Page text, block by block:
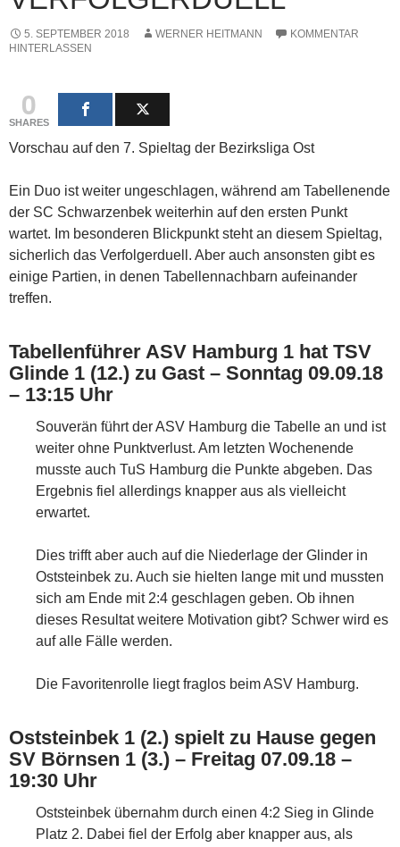
5. SEPTEMBER 2018 WERNER HEITMANN
KOMMENTAR
HINTERLASSEN
0
SHARES
Vorschau auf den 7. Spieltag der Bezirksliga Ost
Ein Duo ist weiter ungeschlagen, während am Tabellenende
der SC Schwarzenbek weiterhin auf den ersten Punkt
wartet. Im besonderen Blickpunkt steht an diesem Spieltag,
sicherlich das Verfolgerduell. Aber auch ansonsten gibt es
einige Partien, in denen Tabellennachbarn aufeinander
treffen.
Tabellenführer ASV Hamburg 1 hat TSV
Glinde 1 (12.) zu Gast – Sonntag 09.09.18
– 13:15 Uhr
Souverän führt der ASV Hamburg die Tabelle an und ist
weiter ohne Punktverlust. Am letzten Wochenende
musste auch TuS Hamburg die Punkte abgeben. Das
Ergebnis fiel allerdings knapper aus als vielleicht
erwartet.
Dies trifft aber auch auf die Niederlage der Glinder in
Oststeinbek zu. Auch sie hielten lange mit und mussten
sich am Ende mit 2:4 geschlagen geben. Ob ihnen
dieses Resultat weitere Motivation gibt? Schwer wird es
auf alle Fälle werden.
Die Favoritenrolle liegt fraglos beim ASV Hamburg.
Oststeinbek 1 (2.) spielt zu Hause gegen
SV Börnsen 1 (3.) – Freitag 07.09.18 –
19:30 Uhr
Oststeinbek übernahm durch einen 4:2 Sieg in Glinde
Platz 2. Dabei fiel der Erfolg aber knapper aus, als